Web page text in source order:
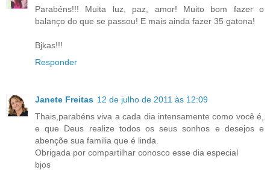
Parabéns!!! Muita luz, paz, amor! Muito bom fazer o
balanço do que se passou! E mais ainda fazer 35 gatona!
Bjkas!!!
Responder
Janete Freitas 12 de julho de 2011 às 12:09
Thais,parabéns viva a cada dia intensamente como você é,
e que Deus realize todos os seus sonhos e desejos e
abençõe sua familia que é linda.
Obrigada por compartilhar conosco esse dia especial
bjos